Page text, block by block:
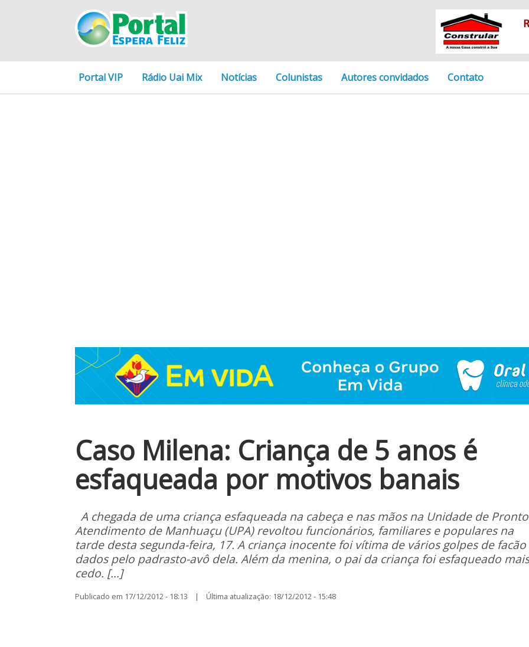
Portal VIP Rádio Uai Mix Notícias Colunistas Autores convidados Contato
Caso Milena: Criança de 5 anos é
esfaqueada por motivos banais
A chegada de uma criança esfaqueada na cabeça e nas mãos na Unidade de Pronto
Atendimento de Manhuaçu (UPA) revoltou funcionários, familiares e populares na
tarde desta segunda-feira, 17. A criança inocente foi vítima de vários golpes de facão
dados pelo padrasto-avô dela. Além da menina, o pai da criança foi esfaqueado mais
cedo. […]
Publicado em 17/12/2012 - 18:13 | Última atualização: 18/12/2012 - 15:48